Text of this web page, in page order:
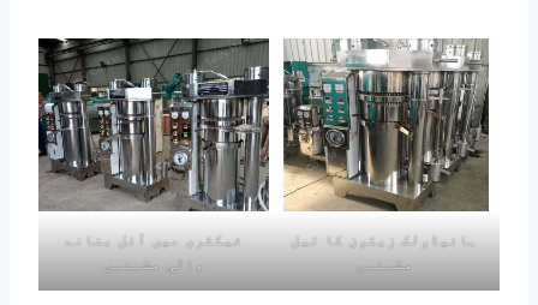
ہائیڈولک زیتون کا تیل
مشینیں
فیکٹری میں آئل بنانے
والی مشینیں